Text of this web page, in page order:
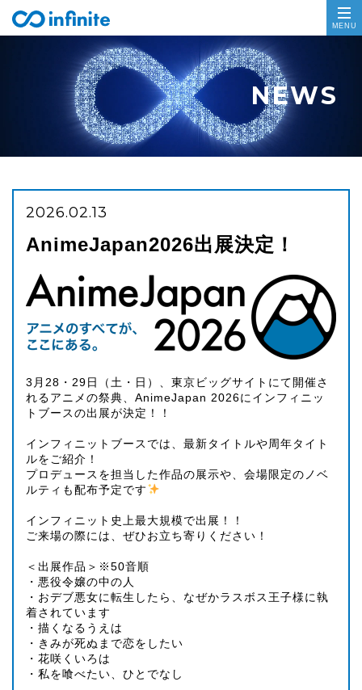
2026.02.13
AnimeJapan2026出展決定！
3月28・29日（土・日）、東京ビッグサイトにて開催さ
れるアニメの祭典、AnimeJapan 2026にインフィニッ
トブースの出展が決定！！
インフィニットブースでは、最新タイトルや周年タイト
ルをご紹介！
プロデュースを担当した作品の展示や、会場限定のノベ
ルティも配布予定です
インフィニット史上最大規模で出展！！
ご来場の際には、ぜひお立ち寄りください！
＜出展作品＞※50音順
・悪役令嬢の中の人
・おデブ悪女に転生したら、なぜかラスボス王子様に執
着されています
・描くなるうえは
・きみが死ぬまで恋をしたい
・花咲くいろは
・私を喰べたい、ひとでなし